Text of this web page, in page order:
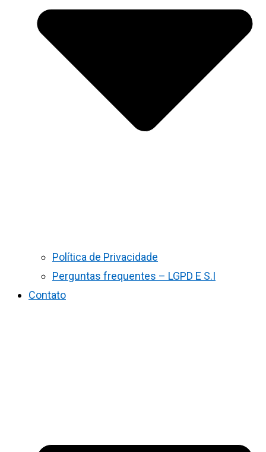
Política de Privacidade
Perguntas frequentes – LGPD E S.I
Contato